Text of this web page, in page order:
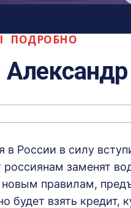
ПОДРОБНО
в России в силу
заменят
новым правилам,
будет взять кредит,